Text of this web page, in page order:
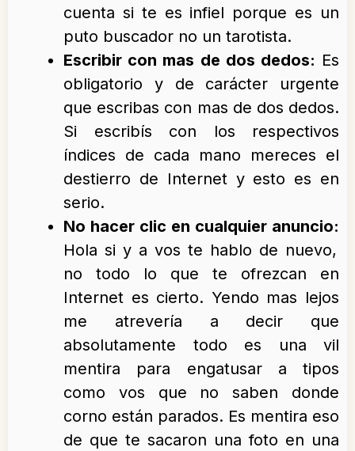
cuenta si te es infiel porque es un
puto buscador no un tarotista.
Escribir con mas de dos dedos: Es
obligatorio y de carácter urgente
que escribas con mas de dos dedos.
Si escribís con los respectivos
índices de cada mano mereces el
destierro de Internet y esto es en
serio.
No hacer clic en cualquier anuncio:
Hola si y a vos te hablo de nuevo,
no todo lo que te ofrezcan en
Internet es cierto. Yendo mas lejos
me atrevería a decir que
absolutamente todo es una vil
mentira para engatusar a tipos
como vos que no saben donde
corno están parados. Es mentira eso
de que te sacaron una foto en una